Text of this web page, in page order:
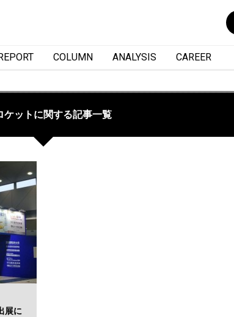
REPORT COLUMN ANALYSIS CAREER
ケットに関する記事一覧
展に